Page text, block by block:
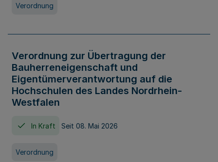
Verordnung
Verordnung zur Übertragung der
Bauherreneigenschaft und
Eigentümerverantwortung auf die
Hochschulen des Landes Nordrhein-
Westfalen
In Kraft Seit 08. Mai 2026
Verordnung